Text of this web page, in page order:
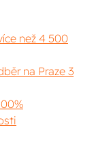
než 4 500
na Praze 3